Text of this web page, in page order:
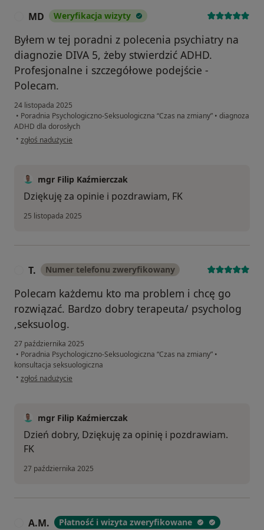
MD Weryfikacja wizyty
Byłem w tej poradni z polecenia psychiatry na
diagnozie DIVA 5, żeby stwierdzić ADHD.
Profesjonalne i szczegółowe podejście -
Polecam.
24 listopada 2025
• Poradnia Psychologiczno-Seksuologiczna “Czas na zmiany” • diagnoza
ADHD dla dorosłych
• w opinii użytkownika MD
zgłoś nadużycie
mgr Filip Kaźmierczak
Dziękuję za opinie i pozdrawiam, FK
25 listopada 2025
T. Numer telefonu zweryfikowany
Polecam każdemu kto ma problem i chcę go
rozwiązać. Bardzo dobry terapeuta/ psycholog
,seksuolog.
27 października 2025
• Poradnia Psychologiczno-Seksuologiczna “Czas na zmiany” •
konsultacja seksuologiczna
• w opinii użytkownika T.
zgłoś nadużycie
mgr Filip Kaźmierczak
Dzień dobry, Dziękuję za opinię i pozdrawiam.
FK
27 października 2025
A.M. Płatność i wizyta zweryfikowane